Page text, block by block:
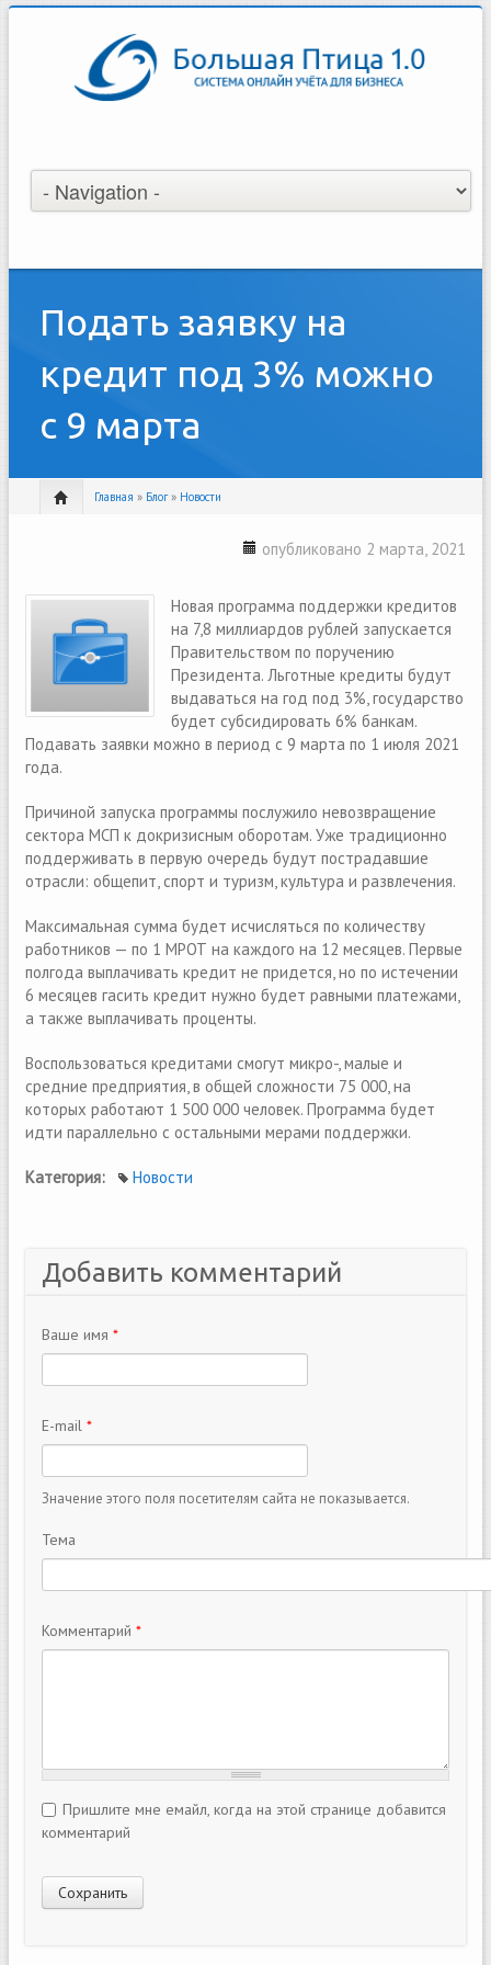
Подать заявку на
кредит под 3% можно
с 9 марта
Главная » Блог» Новости
опубликовано 2 марта, 2021
Новая программа поддержки кредитов
на 7,8 миллиардов рублей запускается
Правительством по поручению
Президента. Льготные кредиты будут
выдаваться на год под 3%, государство
будет субсидировать 6% банкам.
Подавать заявки можно в период с 9 марта по 1 июля 2021
года.
Причиной запуска программы послужило невозвращение
сектора МСП к докризисным оборотам. Уже традиционно
поддерживать в первую очередь будут пострадавшие
отрасли: общепит, спорт и туризм, культура и развлечения.
Максимальная сумма будет исчисляться по количеству
работников — по 1 МРОТ на каждого на 12 месяцев. Первые
полгода выплачивать кредит не придется, но по истечении
6 месяцев гасить кредит нужно будет равными платежами,
а также выплачивать проценты.
Воспользоваться кредитами смогут микро-, малые и
средние предприятия, в общей сложности 75 000, на
которых работают 1 500 000 человек. Программа будет
идти параллельно с остальными мерами поддержки.
Категория: Новости
Добавить комментарий
Ваше имя *
E-mail *
Значение этого поля посетителям сайта не показывается.
Тема
Комментарий *
Пришлите мне емайл, когда на этой странице добавится
комментарий